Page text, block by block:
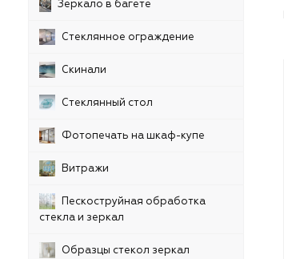
Зеркало в багете
Стеклянное ограждение
Скинали
Стеклянный стол
Фотопечать на шкаф-купе
Витражи
Пескоструйная обработка
стекла и зеркал
Образцы стекол зеркал